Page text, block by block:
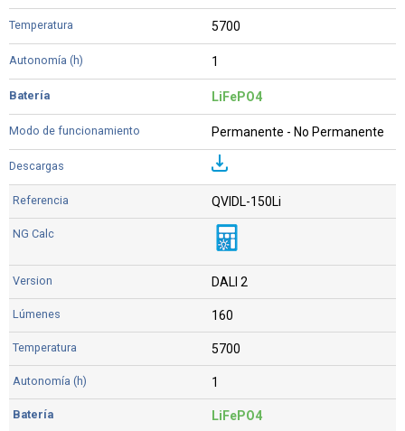
5700
1
LiFePO4
Permanente - No Permanente
QVIDL-150Li
DALI 2
160
5700
1
LiFePO4